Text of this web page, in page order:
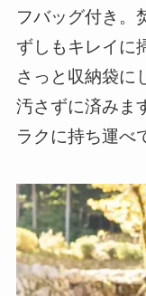
フバッグ付き。
ずしもキレイに
さっと収納袋に
汚さずに済みま
ラクに持ち運べ